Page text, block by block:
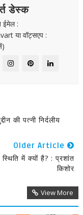
डेस्क
ईमेल :
या वॉट्सएप :
की पत्नी निर्दलीय
Older Article
में क्यों है? : प्रशांत
किशोर
View More